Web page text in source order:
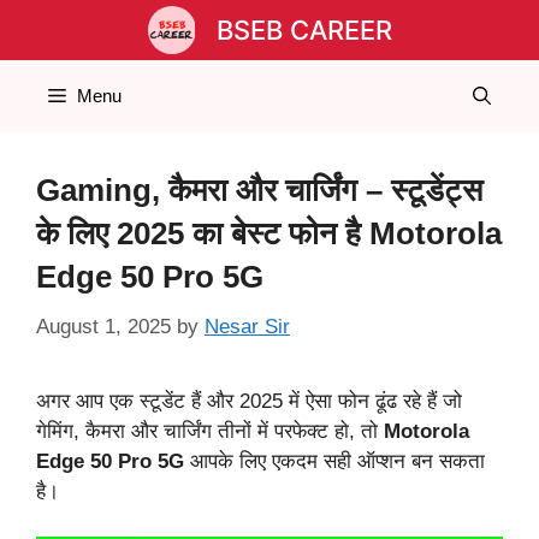
BSEB CAREER
Menu
Gaming, कैमरा और चार्जिंग – स्टूडेंट्स
के लिए 2025 का बेस्ट फोन है Motorola
Edge 50 Pro 5G
August 1, 2025 by Nesar Sir
अगर आप एक स्टूडेंट हैं और 2025 में ऐसा फोन ढूंढ रहे हैं जो
गेमिंग, कैमरा और चार्जिंग तीनों में परफेक्ट हो, तो Motorola
Edge 50 Pro 5G आपके लिए एकदम सही ऑप्शन बन सकता
है।